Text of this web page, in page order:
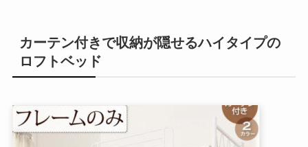
カーテン付きで収納が隠せるハイタイプの
ロフトベッド